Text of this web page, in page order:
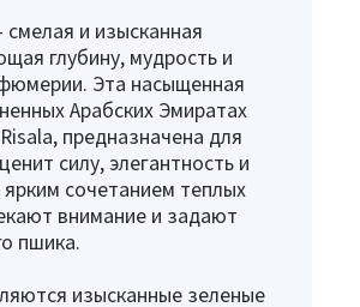
и изысканная
глубину, мудрость и
Эта насыщенная
Арабских Эмиратах
предназначена для
силу, элегантность и
сочетанием теплых
внимание и задают
пшика.
изысканные зеленые